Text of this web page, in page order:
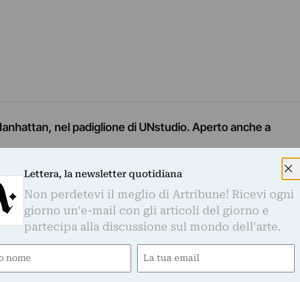
nel padiglione di UNstudio. Aperto anche a
bianco di legno, acciaio e vetro, con forme scultoree che
che si torce, ruotando i suoi assi cardinali, simili…
Lettera, la newsletter quotidiana
Non perdetevi il meglio di Artribune! Ricevi ogni
giorno un'e-mail con gli articoli del giorno e
partecipa alla discussione sul mondo dell'arte.
Email